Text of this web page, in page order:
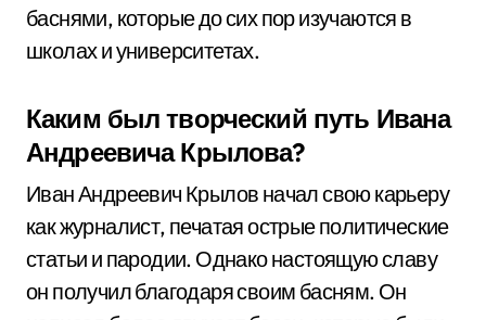
баснями, которые до сих пор изучаются в
школах и университетах.
Каким был творческий путь Ивана
Андреевича Крылова?
Иван Андреевич Крылов начал свою карьеру
как журналист, печатая острые политические
статьи и пародии. Однако настоящую славу
он получил благодаря своим басням. Он